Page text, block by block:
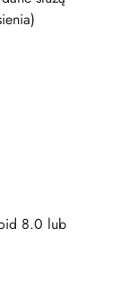
8.0 lub